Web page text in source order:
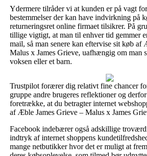
Ydermere tilråder vi at kunden er på vagt
bestemmelser der kan have indvirkning på
returneringsret online firmaet tilsikrer. På
tillige vigtigt, at man til enhver tid gemmer
mail, så man senere kan eftervise sit køb af
Malus x James Grieve, uafhængig om man
voksen eller et barn.
Trustpilot forærer dig relativt fine chancer
gruppe andre brugeres reflektioner og
foretrække, at du betragter internet
af Æble James Grieve – Malus x James
Facebook indebærer også adskillige
indtryk af internet shoppens
mange netbutikker hvor det er muligt at